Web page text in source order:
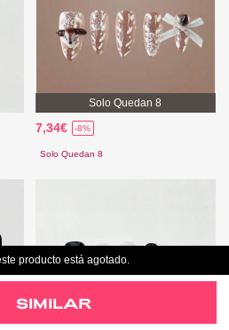
Solo Quedan 8
7,34€ -8%
Solo Quedan 8
producto está agotado.
SIMILAR